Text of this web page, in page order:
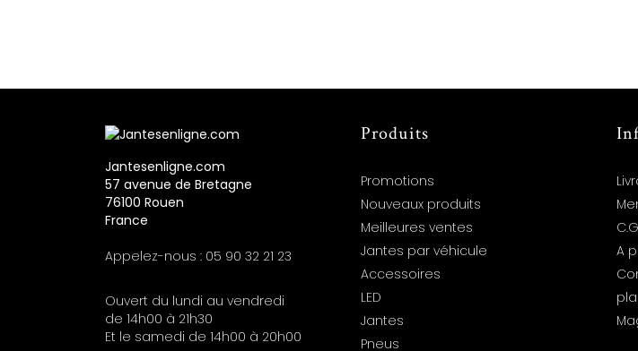
Jantesenligne.com
57 avenue de Bretagne
76100 Rouen
France
Appelez-nous : 05 90 32 21 23
Ouvert du lundi au vendredi
de 14h00 à 21h30
Et le samedi de 14h00 à 20h00
Produits
Promotions
Nouveaux produits
Meilleures ventes
Jantes par véhicule
Accessoires
LED
Jantes
Pneus
A